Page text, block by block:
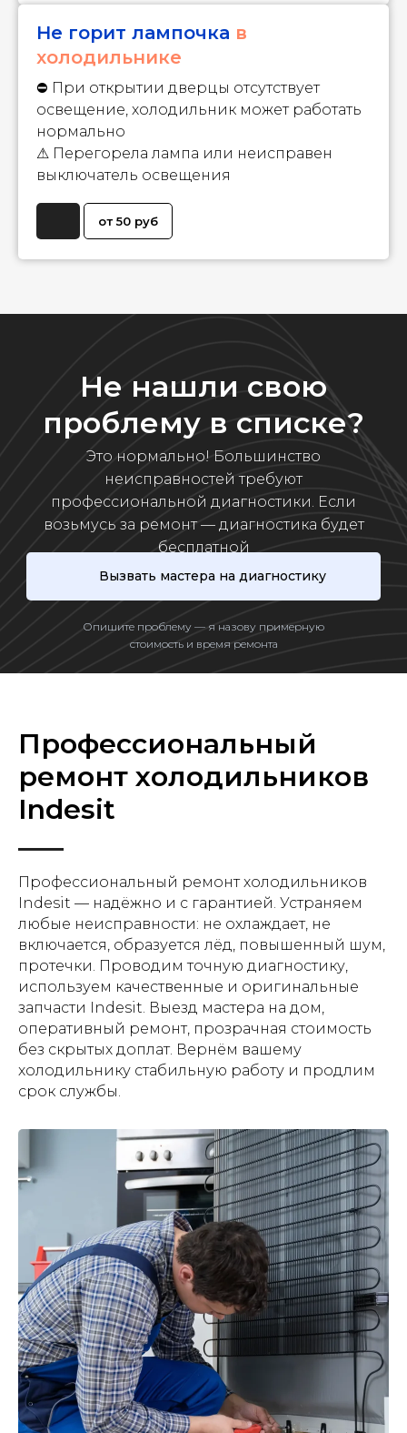
Не горит лампочка в
холодильнике
⛔ При открытии дверцы отсутствует
освещение, холодильник может работать
нормально
⚠ Перегорела лампа или неисправен
выключатель освещения
от 50 руб
Не нашли свою
проблему в списке?
Опишите проблему — я назову примерную
стоимость и время ремонта
Это нормально! Большинство
неисправностей требуют
профессиональной диагностики. Если
возьмусь за ремонт — диагностика будет
бесплатной
Вызвать мастера на диагностику
Профессиональный
ремонт холодильников
Indesit
Профессиональный ремонт холодильников
Indesit — надёжно и с гарантией. Устраняем
любые неисправности: не охлаждает, не
включается, образуется лёд, повышенный шум,
протечки. Проводим точную диагностику,
используем качественные и оригинальные
запчасти Indesit. Выезд мастера на дом,
оперативный ремонт, прозрачная стоимость
без скрытых доплат. Вернём вашему
холодильнику стабильную работу и продлим
срок службы.